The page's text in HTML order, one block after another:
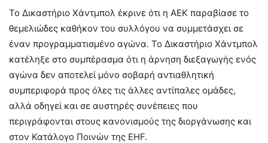
Το Δικαστήριο Χάντμπολ έκρινε ότι η AEK παραβίασε το
θεμελιώδες καθήκον του συλλόγου να συμμετάσχει σε
έναν προγραμματισμένο αγώνα. Το Δικαστήριο Χάντμπολ
κατέληξε στο συμπέρασμα ότι η άρνηση διεξαγωγής ενός
αγώνα δεν αποτελεί μόνο σοβαρή αντιαθλητική
συμπεριφορά προς όλες τις άλλες αντίπαλες ομάδες,
αλλά οδηγεί και σε αυστηρές συνέπειες που
περιγράφονται στους κανονισμούς της διοργάνωσης και
στον Κατάλογο Ποινών της EHF.